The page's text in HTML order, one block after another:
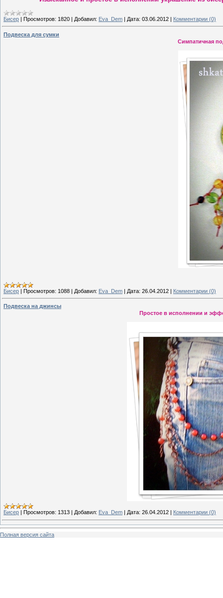
Бисер | Просмотров: 1820 | Добавил: Eva_Dem | Дата: 03.06.2012 | Комментарии (0)
Подвеска для сумки
Симпатичная
Бисер | Просмотров: 1088 | Добавил: Eva_Dem | Дата: 26.04.2012 | Комментарии (0)
Подвеска на джинсы
Простое в исполнении и
Бисер | Просмотров: 1313 | Добавил: Eva_Dem | Дата: 26.04.2012 | Комментарии (0)
Полная версия сайта